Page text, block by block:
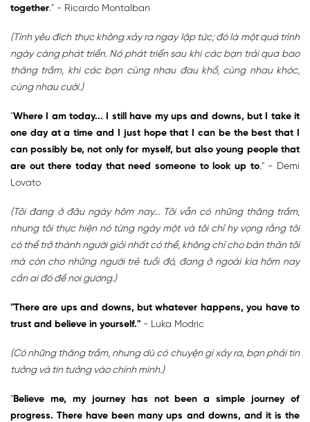
together." - Ricardo Montalban
(Tình yêu đích thực không xảy ra ngay lập tức; đó là một quá trình
ngày càng phát triển. Nó phát triển sau khi các bạn trải qua bao
thăng trầm, khi các bạn cùng nhau đau khổ, cùng nhau khóc,
cùng nhau cười.)
"Where I am today... I still have my ups and downs, but I take it
one day at a time and I just hope that I can be the best that I
can possibly be, not only for myself, but also young people that
are out there today that need someone to look up to." - Demi
Lovato
(Tôi đang ở đâu ngày hôm nay... Tôi vẫn có những thăng trầm,
nhưng tôi thực hiện nó từng ngày một và tôi chỉ hy vọng rằng tôi
có thể trở thành người giỏi nhất có thể, không chỉ cho bản thân tôi
mà còn cho những người trẻ tuổi đó, đang ở ngoài kia hôm nay
cần ai đó để noi gương.)
"There are ups and downs, but whatever happens, you have to
trust and believe in yourself." - Luka Modric
(Có những thăng trầm, nhưng dù có chuyện gì xảy ra, bạn phải tin
tưởng và tin tưởng vào chính mình.)
"Believe me, my journey has not been a simple journey of
progress. There have been many ups and downs, and it is the